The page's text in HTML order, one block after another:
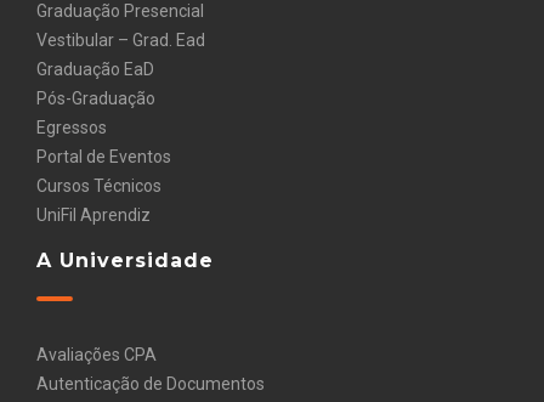
Graduação Presencial
Vestibular – Grad. Ead
Graduação EaD
Pós-Graduação
Egressos
Portal de Eventos
Cursos Técnicos
UniFil Aprendiz
A Universidade
Avaliações CPA
Autenticação de Documentos